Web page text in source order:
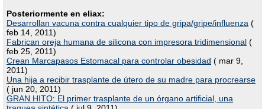
Posteriormente en eliax:
Desarrollan vacuna contra cualquier tipo de gripa/gripe/influenza (
feb 14, 2011)
Fabrican oreja humana de silicona con impresora tridimensional (
feb 25, 2011)
Crean Marcapasos Estomacal para controlar obesidad ( mar 9,
2011)
Una hija a recibir trasplante de útero de su madre para procrearse
( jun 20, 2011)
GRAN HITO: El primer trasplante de un órgano artificial, una